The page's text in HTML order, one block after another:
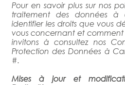
Pour en savoir plus sur nos
traitement des données à
identifier les droits que vous
vous concernant et comment
invitons à consultez nos
Protection des Données à
#.
Mises à jour et